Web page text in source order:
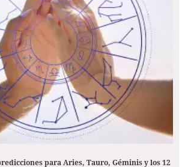
para Aries, Tauro, Géminis y los 12